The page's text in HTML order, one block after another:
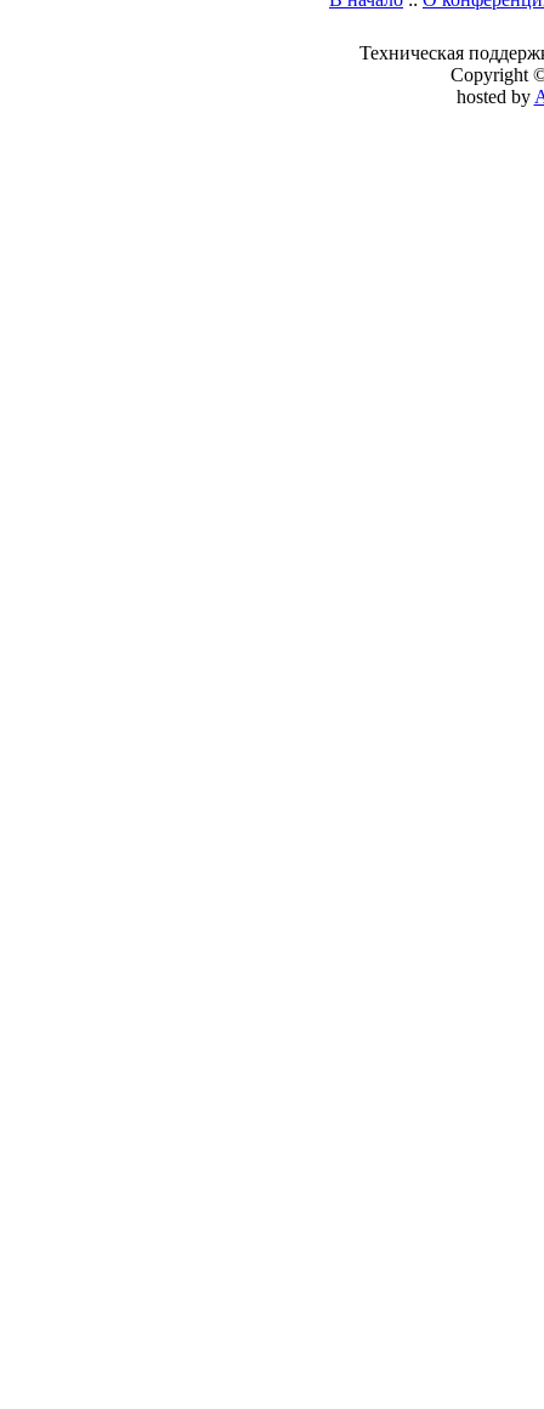
Техническая
Copyright
hosted by